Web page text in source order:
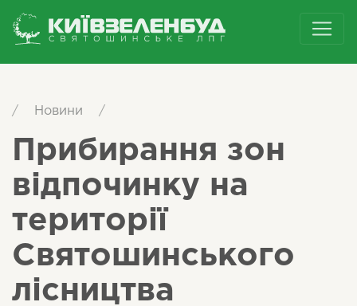
/ Новини /
Прибирання зон
відпочинку на
території
Святошинського
лісництва